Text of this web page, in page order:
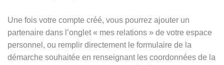
Une fois votre compte créé, vous pourrez ajouter un
partenaire dans l’onglet « mes relations » de votre espace
personnel, ou remplir directement le formulaire de la
démarche souhaitée en renseignant les coordonnées de la